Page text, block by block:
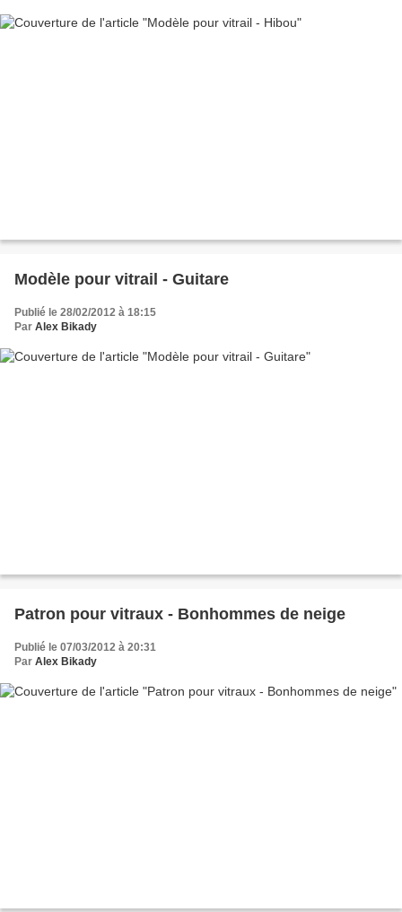
Modèle pour vitrail - Guitare
Publié le 28/02/2012 à 18:15
Par Alex Bikady
Patron pour vitraux - Bonhommes de neige
Publié le 07/03/2012 à 20:31
Par Alex Bikady